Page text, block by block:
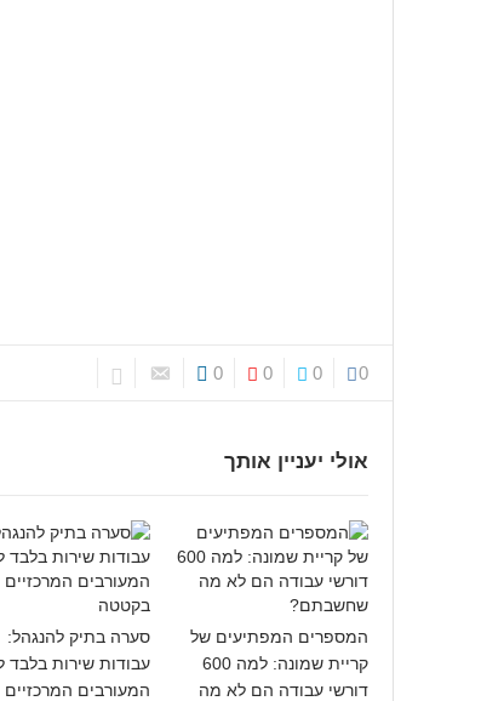
0
0
0
0
אולי יעניין אותך
המספרים המפתיעים של
קריית שמונה: למה 600
דורשי עבודה הם לא מה
סערה בתיק להנגהל:
עבודות שירות בלבד
המעורבים המרכזיים